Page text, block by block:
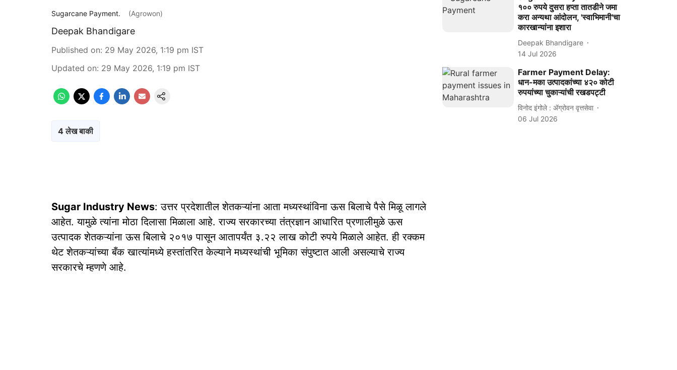
Sugarcane Payment. (Agrowon)
Deepak Bhandigare
Published on: 29 May 2026, 1:19 pm IST
Updated on: 29 May 2026, 1:19 pm IST
4 लेख बाकी
Sugar Industry News: उत्तर प्रदेशातील शेतकऱ्यांना आता मध्यस्थांविना ऊस बिलाचे पैसे मिळू लागले
आहेत. यामुळे त्यांना मोठा दिलासा मिळाला आहे. राज्य सरकारच्या तंत्रज्ञान आधारित प्रणालीमुळे ऊस
उत्पादक शेतकऱ्यांना ऊस बिलाचे २०१७ पासून आतापर्यंत ३.२२ लाख कोटी रुपये मिळाले आहेत. ही रक्कम
थेट शेतकऱ्यांच्या बँक खात्यांमध्ये हस्तांतरित केल्याने मध्यस्थांची भूमिका संपुष्टात आली असल्याचे राज्य
सरकारचे म्हणणे आहे.
१०० रुपये दुसरा हप्ता तातडीने जमा
करा अन्यथा आंदोलन, 'स्वाभिमानी'चा
कारखान्यांना इशारा
Deepak Bhandigare
14 Jul 2026
Farmer Payment Delay:
धान-मका उत्पादकांच्या ४२० कोटी
रुपयांच्या चुकाऱ्यांची रखडपट्टी
विनोद इंगोले : ॲग्रोवन वृत्तसेवा
06 Jul 2026